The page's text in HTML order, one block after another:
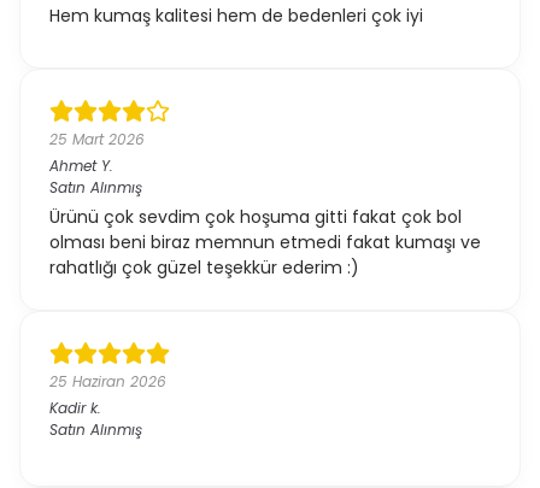
Hem kumaş kalitesi hem de bedenleri çok iyi
25 Mart 2026
Ahmet Y.
Satın Alınmış
Ürünü çok sevdim çok hoşuma gitti fakat çok bol
olması beni biraz memnun etmedi fakat kumaşı ve
rahatlığı çok güzel teşekkür ederim :)
25 Haziran 2026
Kadir k.
Satın Alınmış